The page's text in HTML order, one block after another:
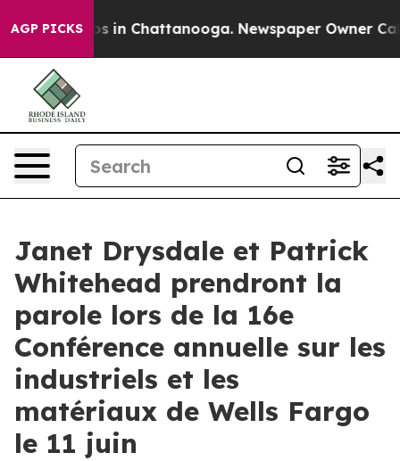
AGP PICKS
Chaos in Chattanooga. Newspaper Owner
Janet Drysdale et Patrick
Whitehead prendront la
parole lors de la 16e
Conférence annuelle sur les
industriels et les
matériaux de Wells Fargo
le 11 juin